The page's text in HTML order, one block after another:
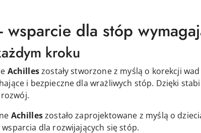
wsparcie dla stóp
kroku
Achilleszostały stworzone z myślą o korekcji
i bezpieczne dla wrażliwych stóp. Dzięki
Achilleszostało zaprojektowane z myślą o
dla rozwijających się stóp.